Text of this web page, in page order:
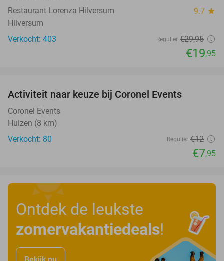
Restaurant Lorenza Hilversum 9.7 star
Hilversum
Verkocht: 403
Regulier €29,95
€19,95
Activiteit naar keuze bij Coronel Events
Coronel Events
Huizen (8 km)
Verkocht: 80
Regulier €12
€7,95
Ontdek de leukste
zomervakantiedeals!